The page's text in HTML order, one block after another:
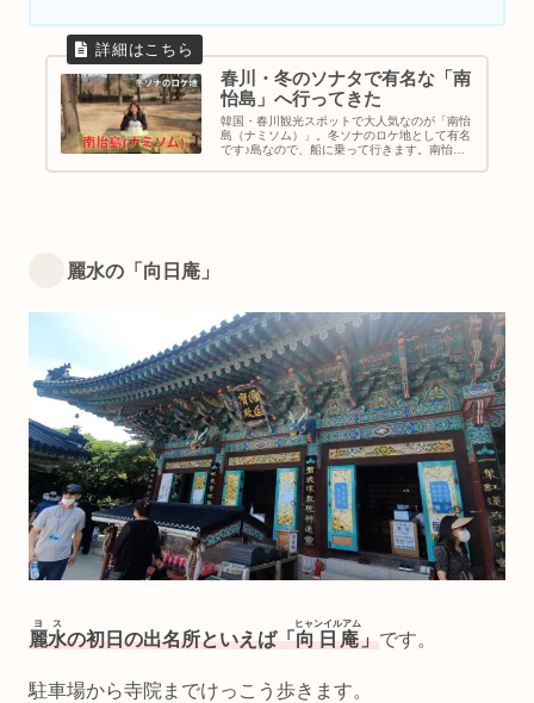
春川・冬のソナタで有名な「南
怡島」へ行ってきた
韓国・春川観光スポットで大人気なのが「南怡
島（ナミソム）」。冬ソナのロケ地として有名
です♪島なので、船に乗って行きます。南怡島
麗水の「向日庵」
麗水
ヨス
の初日の出名所といえば「向日庵
ヒャンイルアム
」です。
駐車場から寺院までけっこう歩きます。